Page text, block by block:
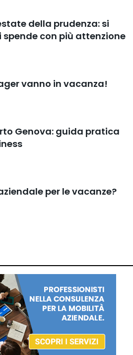
della prudenza: si
con più attenzione
vanno in vacanza!
Genova: guida pratica
per le vacanze?